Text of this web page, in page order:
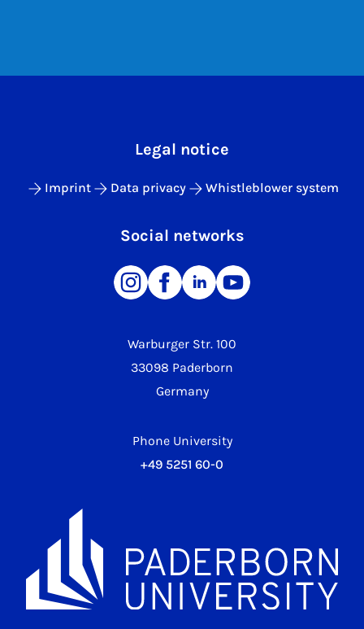
Warburger Str. 100
33098 Paderborn
Germany
Phone University
+49 5251 60-0
Legal notice
Imprint Data privacy Whistleblower system
Social networks